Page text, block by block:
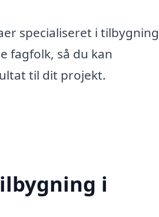
specialiseret i
fagfolk, så du kan
til dit projekt.
i